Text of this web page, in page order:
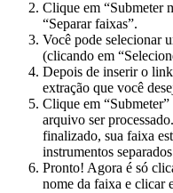
Clique em “Submeter
“Separar faixas”.
Você pode selecionar
(clicando em
Depois de inserir o
extração que você
Clique em
arquivo ser
finalizado, sua faixa
instrumentos
Pronto! Agora é só
nome da faixa e clicar